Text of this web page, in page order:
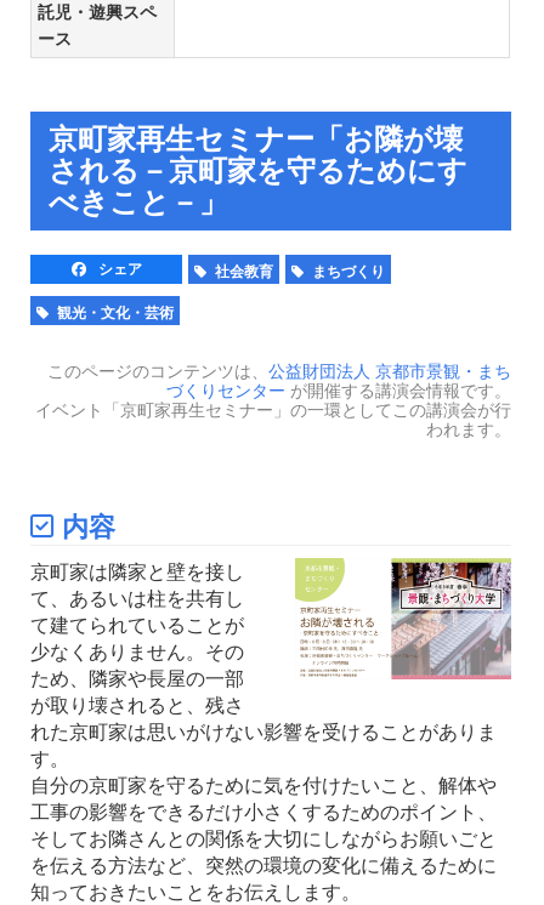
託児・遊興スペ
ース
京町家再生セミナー「お隣が壊
される－京町家を守るためにす
べきこと－」
シェア 社会教育 まちづくり
観光・文化・芸術
このページのコンテンツは、 公益財団法人 京都市景観・まち
づくりセンター が開催する講演会情報です。
イベント「京町家再生セミナー」の一環としてこの講演会が行
われます。
内容
京町家は隣家と壁を接し
て、あるいは柱を共有し
て建てられていることが
少なくありません。その
ため、隣家や長屋の一部
が取り壊されると、残さ
れた京町家は思いがけない影響を受けることがありま
す。
自分の京町家を守るために気を付けたいこと、解体や
工事の影響をできるだけ小さくするためのポイント、
そしてお隣さんとの関係を大切にしながらお願いごと
を伝える方法など、突然の環境の変化に備えるために
知っておきたいことをお伝えします。